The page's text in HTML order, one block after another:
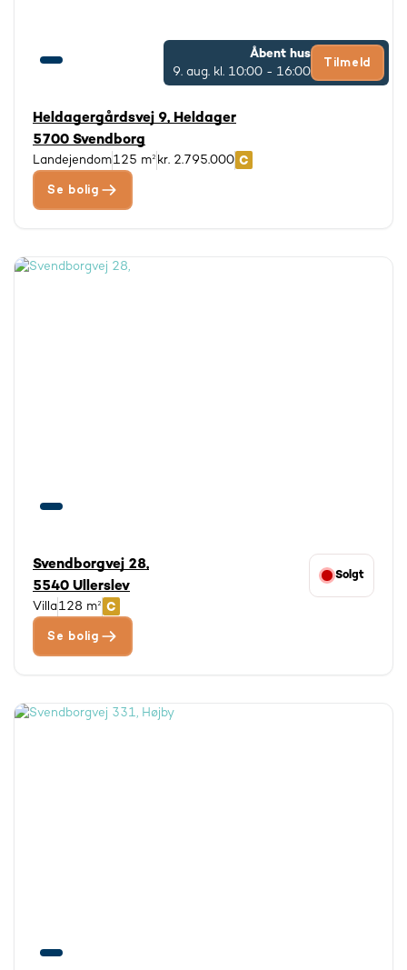
Åbent hus
9. aug. kl. 10:00 - 16:00
Tilmeld
Heldagergårdsvej 9, Heldager
5700 Svendborg
Landejendom125 m² kr. 2.795.000
Se bolig
Svendborgvej 28,
5540 Ullerslev
Solgt
Villa128 m²
Se bolig